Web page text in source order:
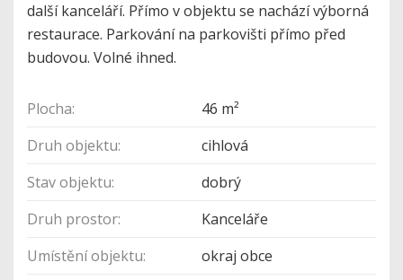
další kanceláří. Přímo v objektu se nachází výborná
restaurace. Parkování na parkovišti přímo před
budovou. Volné ihned.
Plocha:
46 m²
Druh objektu:
cihlová
Stav objektu:
dobrý
Druh prostor:
Kanceláře
Umístění objektu:
okraj obce